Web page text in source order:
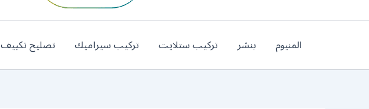
المنيوم بنشر تركيب ستلايت تركيب سيراميك تصليح تكييف